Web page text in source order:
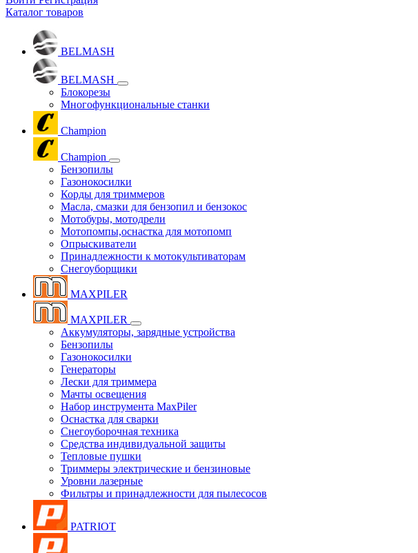
Каталог товаров
BELMASH
BELMASH
Блокорезы
Многофункциональные станки
Champion
Champion
Бензопилы
Газонокосилки
Корды для триммеров
Масла, смазки для бензопил и бензокос
Мотобуры, мотодрели
Мотопомпы,оснастка для мотопомп
Опрыскиватели
Принадлежности к мотокультиваторам
Снегоуборщики
MAXPILER
MAXPILER
Аккумуляторы, зарядные устройства
Бензопилы
Газонокосилки
Генераторы
Лески для триммера
Мачты освещения
Набор инструмента MaxPiler
Оснастка для сварки
Снегоуборочная техника
Средства индивидуальной защиты
Тепловые пушки
Триммеры электрические и бензиновые
Уровни лазерные
Фильтры и принадлежности для пылесосов
PATRIOT